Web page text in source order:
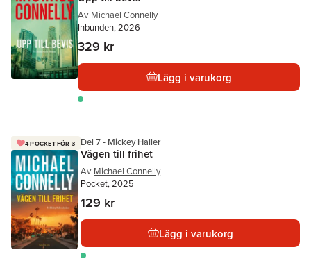
Av Michael Connelly
Inbunden, 2026
329 kr
Lägg i varukorg
4 POCKET FÖR 3 Del 7 - Mickey Haller
Vägen till frihet
Av Michael Connelly
Pocket, 2025
129 kr
Lägg i varukorg